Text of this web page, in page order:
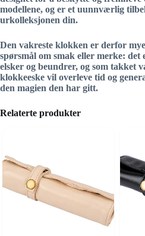
modellene, og er et uunnværlig
urkolleksjonen din.
Den vakreste klokken er derfor
spørsmål om smak eller merke: det
elsker og beundrer, og som takket
klokkeeske vil overleve tid og
den magien den har gitt.
Relaterte produkter